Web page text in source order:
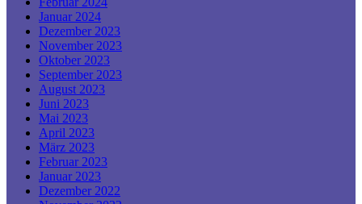
Januar 2024
Dezember 2023
November 2023
Oktober 2023
September 2023
August 2023
Juni 2023
Mai 2023
April 2023
März 2023
Februar 2023
Januar 2023
Dezember 2022